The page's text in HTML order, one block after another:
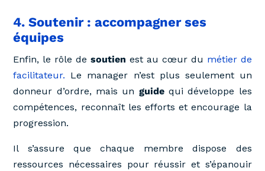
4. Soutenir : accompagner ses
équipes
Enfin, le rôle desoutien est au cœur du métier de
facilitateur. Le manager n’est plus seulement un
donneur d’ordre, mais un guidequi développe les
compétences, reconnaît les efforts et encourage la
progression.
Il s’assure que chaque membre dispose des
ressources nécessaires pour réussir et s’épanouir